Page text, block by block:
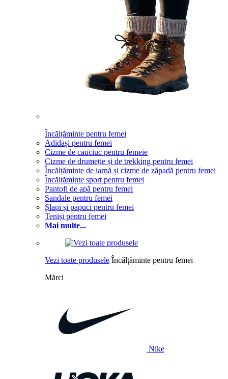
Încălțăminte pentru femei
Adidași pentru femei
Cizme de cauciuc pentru femeie
Cizme de drumeție și de trekking pentru femei
Încălțăminte de iarnă și cizme de zăpadă pentru femei
Încălțăminte sport pentru femei
Pantofi de apă pentru femei
Sandale pentru femei
Șlapi și papuci pentru femei
Teniși pentru femei
Mai multe...
Vezi toate produsele Încălțăminte pentru femei
Mărci
Nike